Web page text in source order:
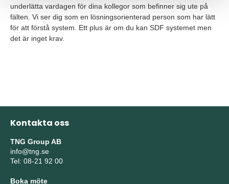
underlätta vardagen för dina kollegor som befinner sig ute på
fälten. Vi ser dig som en lösningsorienterad person som har lätt
för att förstå system. Ett plus är om du kan SDF systemet men
det är inget krav.
Kontakta oss
TNG Group AB
info@tng.se
Tel: 08-21 92 00
Boka möte